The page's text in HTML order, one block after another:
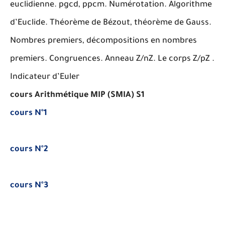
euclidienne. pgcd, ppcm. Numérotation. Algorithme
d’Euclide. Théorème de Bézout, théorème de Gauss.
Nombres premiers, décompositions en nombres
premiers. Congruences. Anneau Z/nZ. Le corps Z/pZ .
Indicateur d’Euler
cours Arithmétique MIP (SMIA) S1
cours N°1
cours N°2
cours N°3